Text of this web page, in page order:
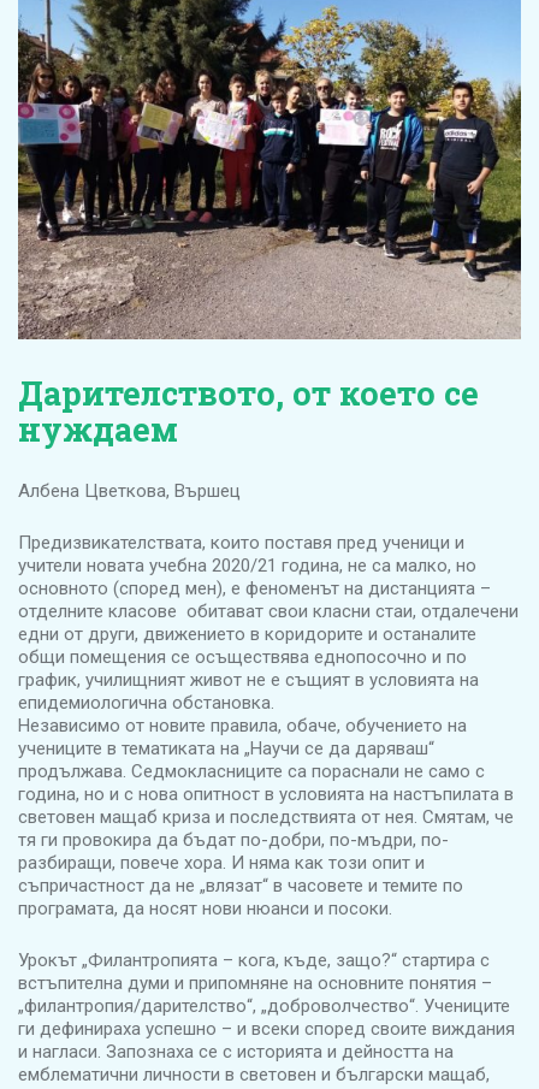
Дарителството, от което се
нуждаем
Албена Цветкова, Вършец
Предизвикателствата, които поставя пред ученици и
учители новата учебна 2020/21 година, не са малко, но
основното (според мен), е феноменът на дистанцията –
отделните класове обитават свои класни стаи, отдалечени
едни от други, движението в коридорите и останалите
общи помещения се осъществява еднопосочно и по
график, училищният живот не е същият в условията на
епидемиологична обстановка.
Независимо от новите правила, обаче, обучението на
учениците в тематиката на „Научи се да даряваш“
продължава. Седмокласниците са пораснали не само с
година, но и с нова опитност в условията на настъпилата в
световен мащаб криза и последствията от нея. Смятам, че
тя ги провокира да бъдат по-добри, по-мъдри, по-
разбиращи, повече хора. И няма как този опит и
съпричастност да не „влязат“ в часовете и темите по
програмата, да носят нови нюанси и посоки.
Урокът „Филантропията – кога, къде, защо?“ стартира с
встъпителна думи и припомняне на основните понятия –
„филантропия/дарителство“, „доброволчество“. Учениците
ги дефинираха успешно – и всеки според своите виждания
и нагласи. Запознаха се с историята и дейността на
емблематични личности в световен и български мащаб,